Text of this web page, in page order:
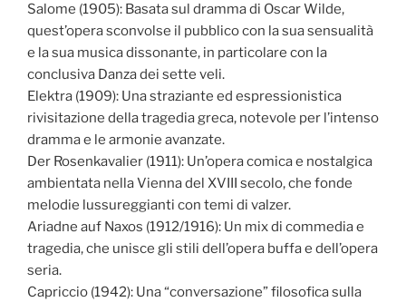
Salome (1905): Basata sul dramma di Oscar Wilde,
quest’opera sconvolse il pubblico con la sua sensualità
e la sua musica dissonante, in particolare con la
conclusiva Danza dei sette veli.
Elektra (1909): Una straziante ed espressionistica
rivisitazione della tragedia greca, notevole per l’intenso
dramma e le armonie avanzate.
Der Rosenkavalier (1911): Un’opera comica e nostalgica
ambientata nella Vienna del XVIII secolo, che fonde
melodie lussureggianti con temi di valzer.
Ariadne auf Naxos (1912/1916): Un mix di commedia e
tragedia, che unisce gli stili dell’opera buffa e dell’opera
seria.
Capriccio (1942): Una “conversazione” filosofica sulla